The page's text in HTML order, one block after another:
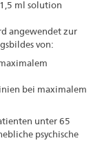
ml solution
angewendet zur
von:
bei maximalem
unter 65
psychische